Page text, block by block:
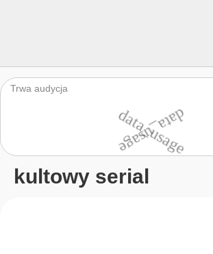
Trwa audycja
data_usage
data_usage
kultowy serial